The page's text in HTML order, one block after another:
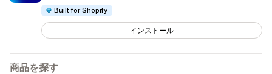
Built for Shopify
インストール
商品を探す